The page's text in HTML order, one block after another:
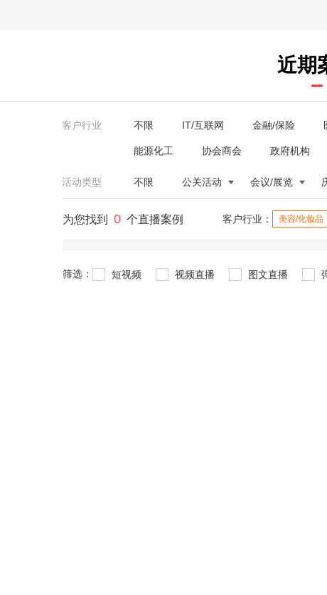
近期
客户行业 不限 IT/互联网 金融/保险
能源化工 协会商会 政府机构
活动类型 不限 公关活动 会议/展览
为您找到 0 个直播案例 客户行业： 美容/化妆品
筛选： 短视频 视频直播 图文直播